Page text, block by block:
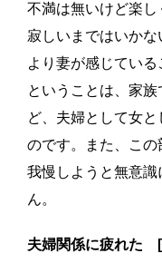
不満は無いけど楽し
寂しいまではいか
より妻が感じてい
ということは、家族
ど、夫婦として女
のです。また、こ
我慢しようと無意
ん。
夫婦関係に疲れた [